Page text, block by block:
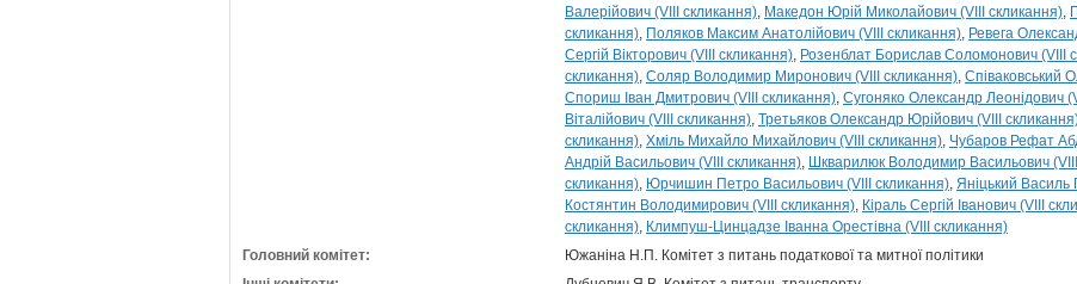
Валерійович (VIII скликання) Македон Юрій Миколайович (VIII скликання)
скликання) Поляков Максим Анатолійович (VIII скликання) Ревега
Сергій Вікторович (VIII скликання) Розенблат Борислав Соломонович (VIII
скликання) Соляр Володимир Миронович (VIII скликання) Співаковський
Спориш Іван Дмитрович (VIII скликання) Сугоняко Олександр Леонідович
Віталійович (VIII скликання) Третьяков Олександр Юрійович (VIII
скликання) Хміль Михайло Михайлович (VIII скликання) Чубаров Рефат
Андрій Васильович (VIII скликання) Шкварилюк Володимир Васильович
скликання) Юрчишин Петро Васильович (VIII скликання) Яніцький Василь
Костянтин Володимирович (VIII скликання) Кіраль Сергій Іванович (VIII
скликання) Климпуш-Цинцадзе Іванна Орестівна (VIII скликання)
Головний комітет:
Южаніна Н.П. Комітет з питань податкової та митної політики